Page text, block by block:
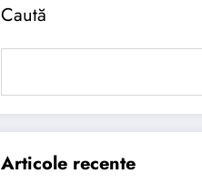
Caută
Articole recente